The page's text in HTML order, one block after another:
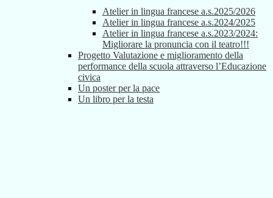
Atelier in lingua francese a.s.2025/2026
Atelier in lingua francese a.s.2024/2025
Atelier in lingua francese a.s.2023/2024:
Migliorare la pronuncia con il teatro!!!
Progetto Valutazione e miglioramento della
performance della scuola attraverso l’Educazione
civica
Un poster per la pace
Un libro per la testa